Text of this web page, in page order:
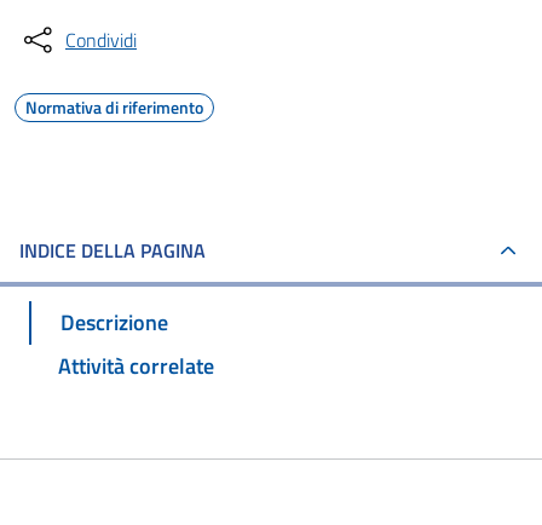
Condividi
Normativa di riferimento
INDICE DELLA PAGINA
Descrizione
Attività correlate